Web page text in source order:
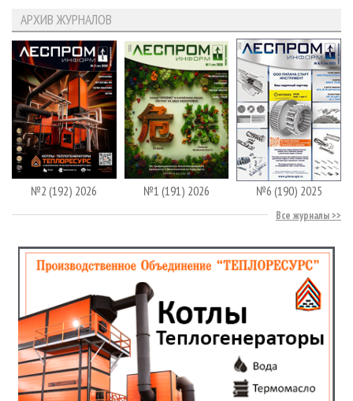
АРХИВ ЖУРНАЛОВ
№2 (192) 2026 №1 (191) 2026 №6 (190) 2025
Все журналы